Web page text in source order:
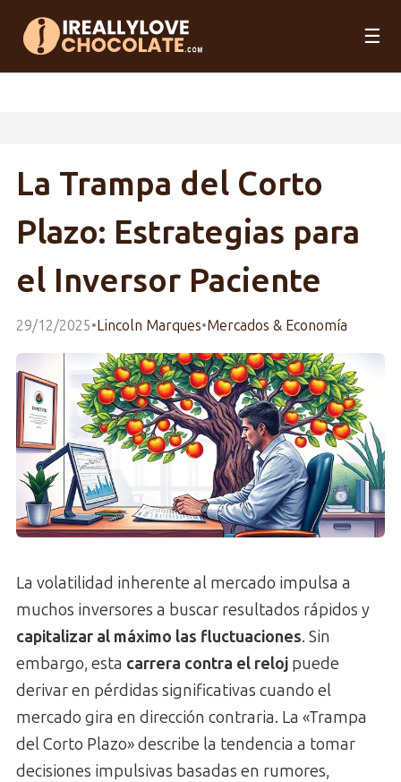
☰
La Trampa del Corto
Plazo: Estrategias para
el Inversor Paciente
29/12/2025•Lincoln Marques•Mercados & Economía
La volatilidad inherente al mercado impulsa a
muchos inversores a buscar resultados rápidos y
capitalizar al máximo las fluctuaciones. Sin
embargo, esta carrera contra el reloj puede
derivar en pérdidas significativas cuando el
mercado gira en dirección contraria. La «Trampa
del Corto Plazo» describe la tendencia a tomar
decisiones impulsivas basadas en rumores,